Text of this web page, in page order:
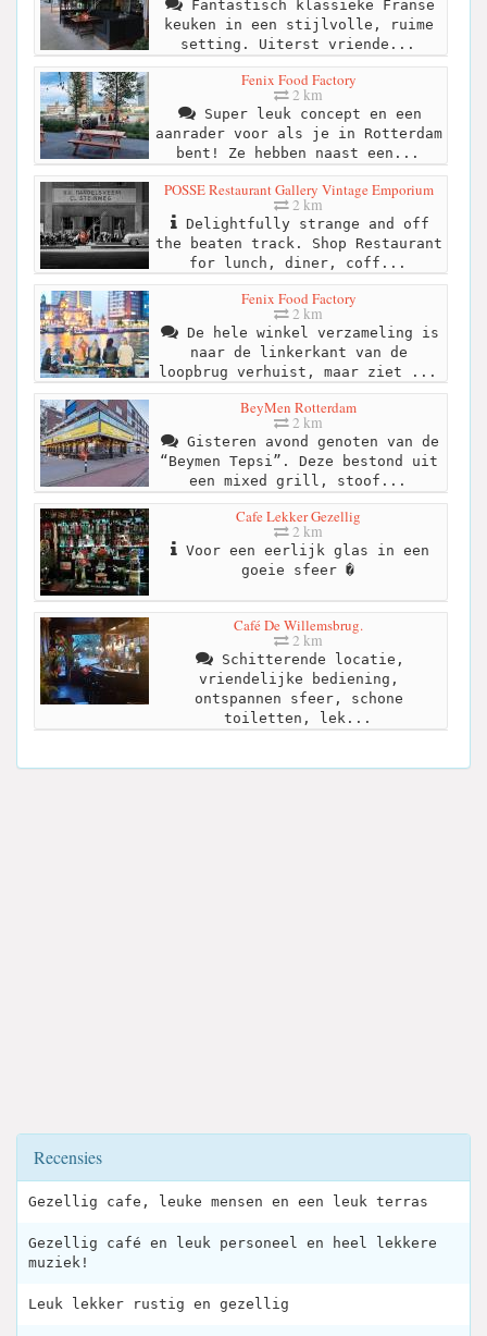
Fantastisch klassieke Franse
keuken in een stijlvolle, ruime
setting. Uiterst vriende...
Fenix Food Factory
2 km
Super leuk concept en een
aanrader voor als je in Rotterdam
bent! Ze hebben naast een...
POSSE Restaurant Gallery Vintage Emporium
2 km
Delightfully strange and off
the beaten track. Shop Restaurant
for lunch, diner, coff...
Fenix Food Factory
2 km
De hele winkel verzameling is
naar de linkerkant van de
loopbrug verhuist, maar ziet ...
BeyMen Rotterdam
2 km
Gisteren avond genoten van de
“Beymen Tepsi”. Deze bestond uit
een mixed grill, stoof...
Cafe Lekker Gezellig
2 km
Voor een eerlijk glas in een
goeie sfeer �
Café De Willemsbrug.
2 km
Schitterende locatie,
vriendelijke bediening,
ontspannen sfeer, schone
toiletten, lek...
Recensies
Gezellig cafe, leuke mensen en een leuk terras
Gezellig café en leuk personeel en heel lekkere
muziek!
Leuk lekker rustig en gezellig